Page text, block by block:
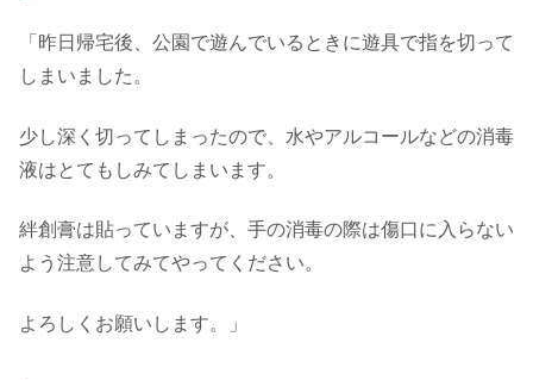
「昨日帰宅後、公園で遊んでいるときに遊具で指を切って
しまいました。
少し深く切ってしまったので、水やアルコールなどの消毒
液はとてもしみてしまいます。
絆創膏は貼っていますが、手の消毒の際は傷口に入らない
よう注意してみてやってください。
よろしくお願いします。」